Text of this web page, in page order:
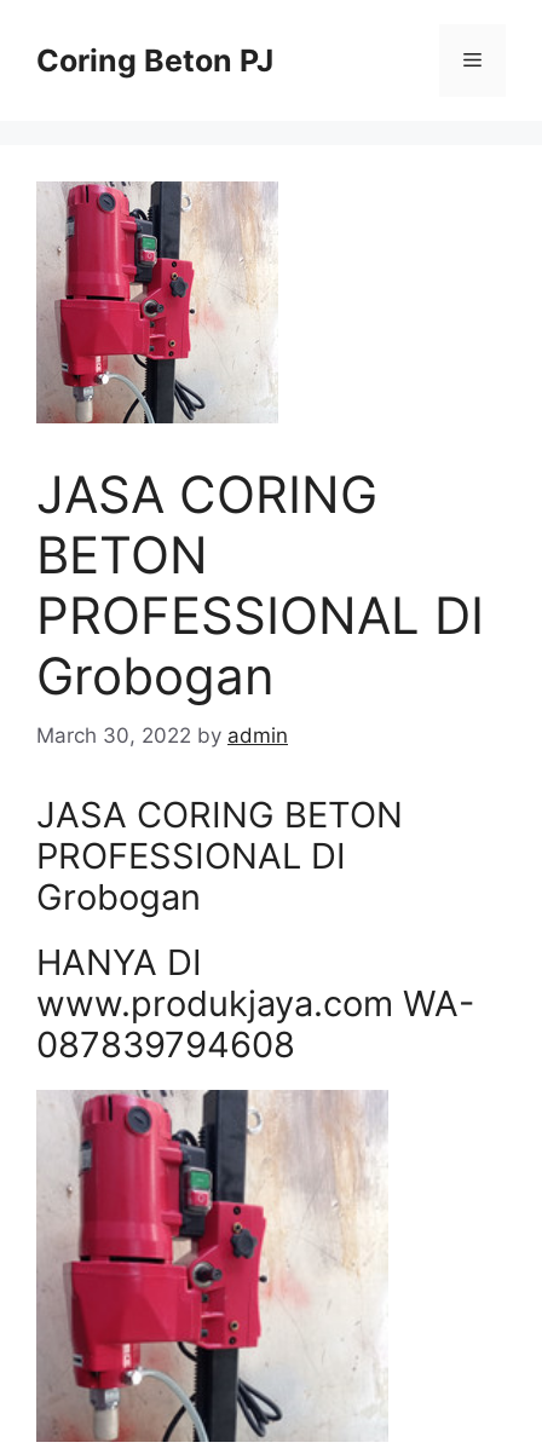
contentCoring Beton PJ Menu
JASA CORING
BETON
PROFESSIONAL DI
Grobogan
March 30, 2022 by admin
JASA CORING BETON
PROFESSIONAL DI
Grobogan
HANYA DI
www.produkjaya.com WA-
087839794608